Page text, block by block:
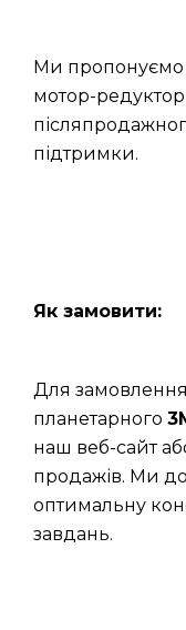
Ми пропонуємо
мотор-
підтримки.
Як замовити:
Для
планетарного
наш веб-сайт
продажів. Ми
оптимальну
завдань.